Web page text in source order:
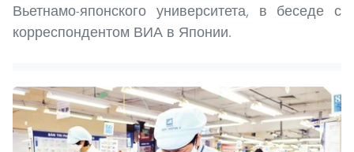
Вьетнамо-японского университета, в беседе с
корреспондентом ВИА в Японии.